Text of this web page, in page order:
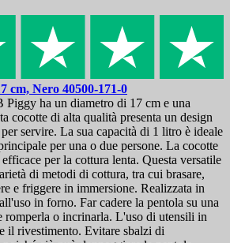
cm, Nero 40500-171-0
ha un diametro di 17 cm e una
cocotte di alta qualità presenta un design
servire. La sua capacità di 1 litro è ideale
per una o due persone. La cocotte
per la cottura lenta. Questa versatile
di metodi di cottura, tra cui brasare,
e friggere in immersione. Realizzata in
in forno. Far cadere la pentola su una
romperla o incrinarla. L'uso di utensili in
il rivestimento. Evitare sbalzi di